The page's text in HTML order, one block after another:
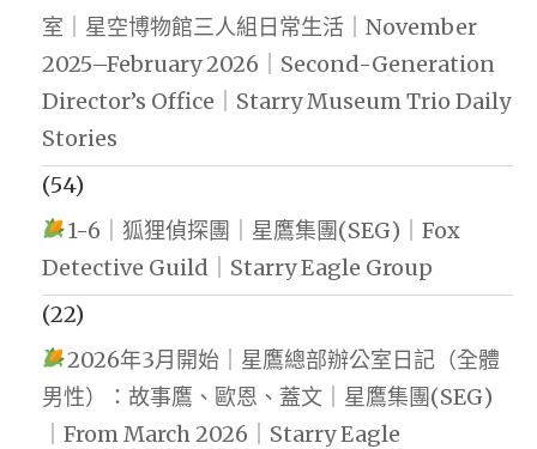
室｜星空博物館三人組日常生活｜November
2025–February 2026｜Second-Generation
Director’s Office｜Starry Museum Trio Daily
Stories
(54)
1-6｜狐狸偵探團｜星鷹集團(SEG)｜Fox
Detective Guild｜Starry Eagle Group
(22)
2026年3月開始｜星鷹總部辦公室日記（全體
男性）：故事鷹、歐恩、蓋文｜星鷹集團(SEG)
｜From March 2026｜Starry Eagle